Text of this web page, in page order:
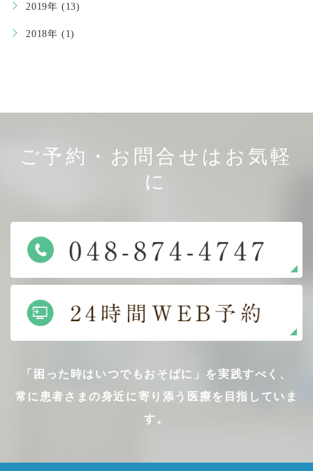
2019年 (13)
2018年 (1)
ご予約・お問合せはお気軽
に
「困った時はいつでもおそばに」を実践すべく、
常に患者さまの身近に寄り添う医療を目指していま
す。